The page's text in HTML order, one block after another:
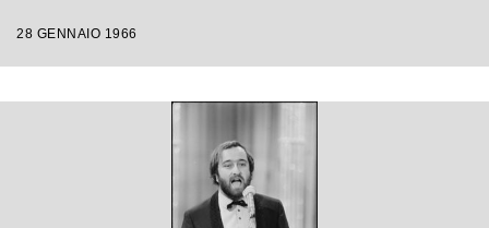
28 GENNAIO 1966